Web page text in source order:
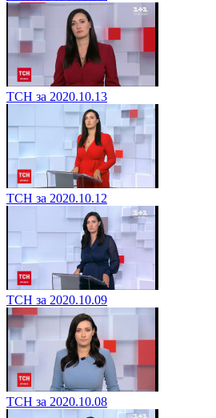
ТСН за 2020.10.13
ТСН за 2020.10.12
ТСН за 2020.10.09
ТСН за 2020.10.08